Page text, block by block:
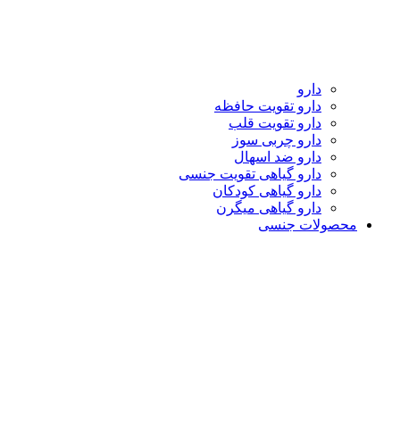
دارو
دارو تقویت حافظه
دارو تقویت قلب
دارو چربی سوز
دارو ضد اسهال
دارو گیاهی تقویت جنسی
دارو گیاهی کودکان
دارو گیاهی میگرن
محصولات جنسی